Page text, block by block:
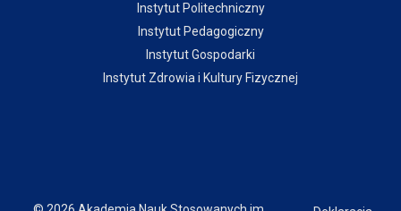
Instytut Politechniczny
Instytut Pedagogiczny
Instytut Gospodarki
Instytut Zdrowia i Kultury Fizycznej